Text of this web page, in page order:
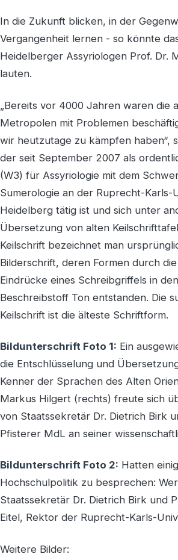
In die Zukunft blicken, in der
Vergangenheit lernen - so könnte
Heidelberger Assyriologen Prof. Dr.
lauten.
„Bereits vor 4000 Jahren waren die
Metropolen mit Problemen
wir heutzutage zu kämpfen haben“,
der seit September 2007 als
(W3) für Assyriologie mit dem
Sumerologie an der Ruprecht-Karls-
Heidelberg tätig ist und sich unter
Übersetzung von alten
Keilschrift bezeichnet man
Bilderschrift, deren Formen durch
Eindrücke eines Schreibgriffels in
Beschreibstoff Ton entstanden. Die
Keilschrift ist die älteste Schriftform.
Bildunterschrift Foto 1: Ein
die Entschlüsselung und
Kenner der Sprachen des Alten
Markus Hilgert (rechts) freute sich
von Staatssekretär Dr. Dietrich Birk
Pfisterer MdL an seiner
Bildunterschrift Foto 2: Hatten
Hochschulpolitik zu besprechen:
Staatssekretär Dr. Dietrich Birk und
Eitel, Rektor der Ruprecht-Karls-
Weitere Bilder: